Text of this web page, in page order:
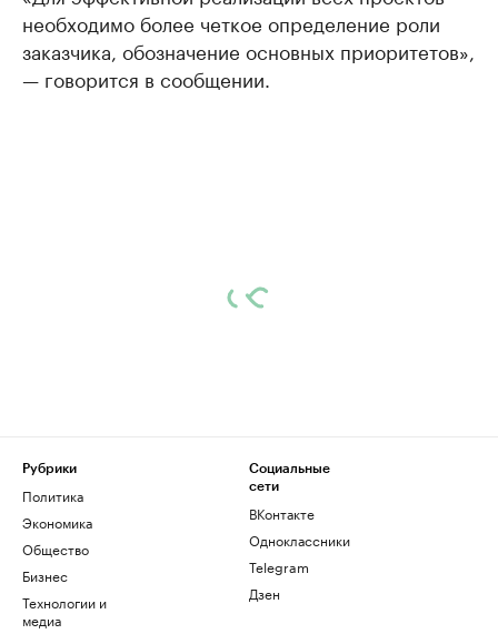
необходимо более четкое определение роли
заказчика, обозначение основных приоритетов»,
— говорится в сообщении.
Рубрики
Политика
Экономика
Общество
Бизнес
Технологии и
медиа
Социальные
сети
ВКонтакте
Одноклассники
Telegram
Дзен